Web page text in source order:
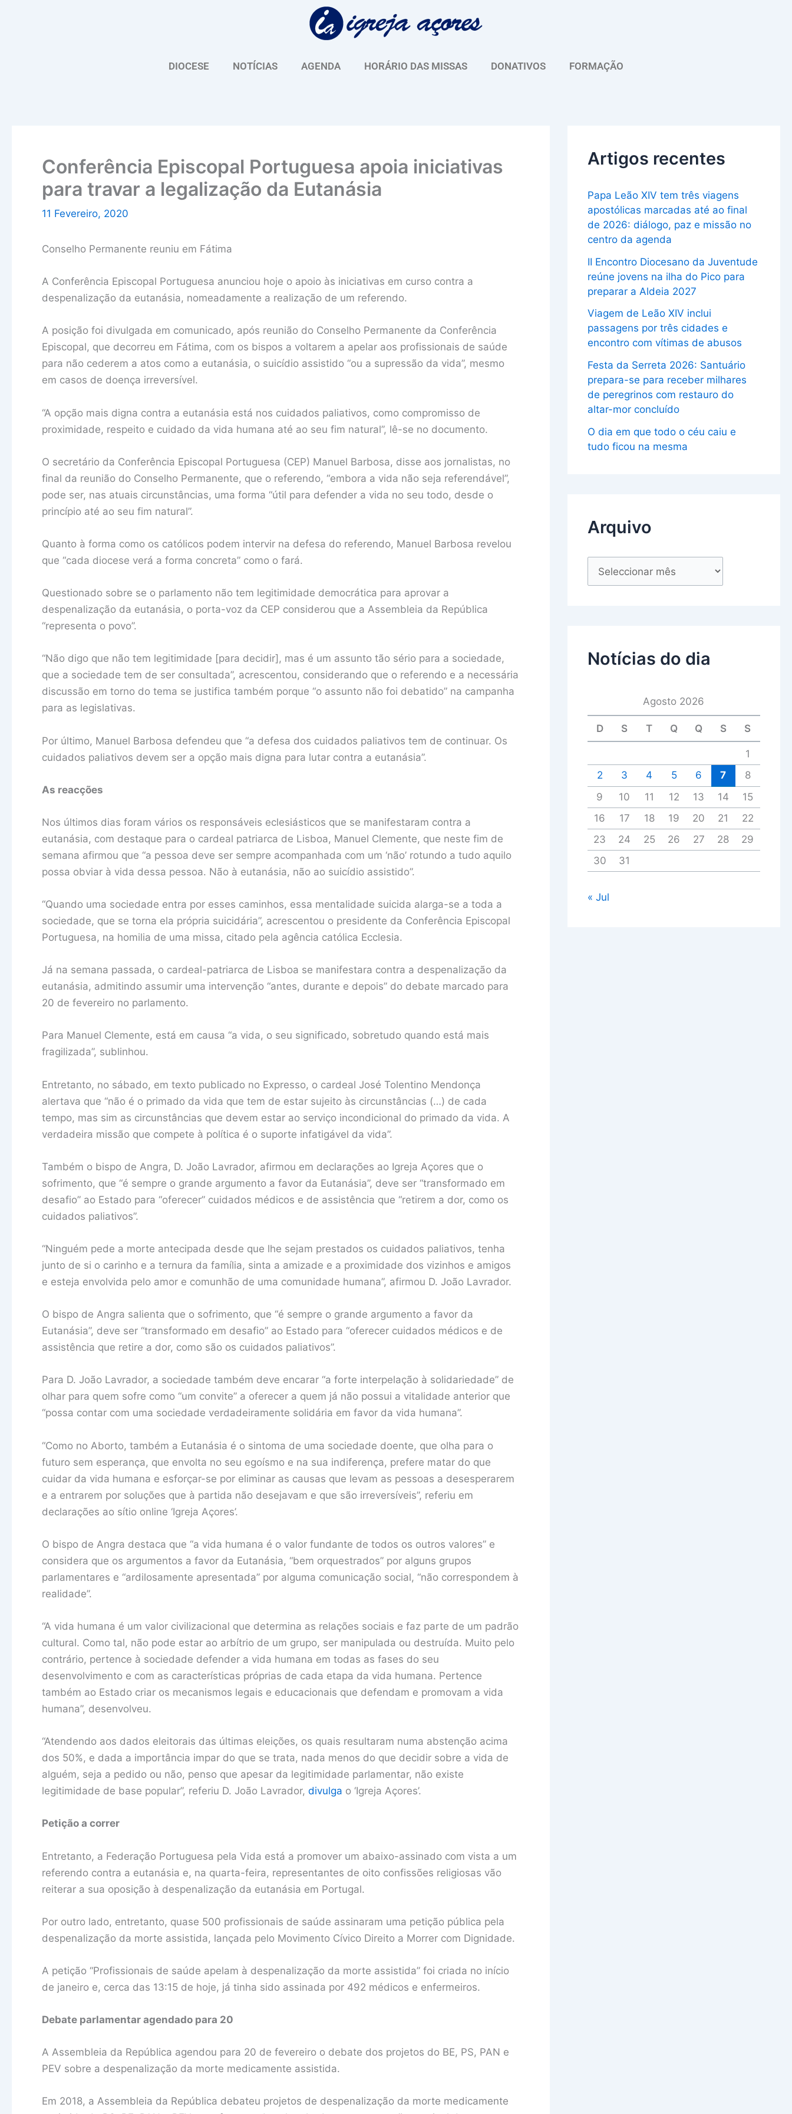
DIOCESE NOTÍCIAS AGENDA HORÁRIO DAS MISSAS DONATIVOS FORMAÇÃO
Conferência Episcopal Portuguesa apoia iniciativas
para travar a legalização da Eutanásia
11 Fevereiro, 2020
Conselho Permanente reuniu em Fátima
A Conferência Episcopal Portuguesa anunciou hoje o apoio às iniciativas em curso contra a
despenalização da eutanásia, nomeadamente a realização de um referendo.
A posição foi divulgada em comunicado, após reunião do Conselho Permanente da Conferência
Episcopal, que decorreu em Fátima, com os bispos a voltarem a apelar aos profissionais de saúde
para não cederem a atos como a eutanásia, o suicídio assistido “ou a supressão da vida”, mesmo
em casos de doença irreversível.
“A opção mais digna contra a eutanásia está nos cuidados paliativos, como compromisso de
proximidade, respeito e cuidado da vida humana até ao seu fim natural”, lê-se no documento.
O secretário da Conferência Episcopal Portuguesa (CEP) Manuel Barbosa, disse aos jornalistas, no
final da reunião do Conselho Permanente, que o referendo, “embora a vida não seja referendável”,
pode ser, nas atuais circunstâncias, uma forma “útil para defender a vida no seu todo, desde o
princípio até ao seu fim natural”.
Quanto à forma como os católicos podem intervir na defesa do referendo, Manuel Barbosa revelou
que “cada diocese verá a forma concreta” como o fará.
Questionado sobre se o parlamento não tem legitimidade democrática para aprovar a
despenalização da eutanásia, o porta-voz da CEP considerou que a Assembleia da República
“representa o povo”.
“Não digo que não tem legitimidade [para decidir], mas é um assunto tão sério para a sociedade,
que a sociedade tem de ser consultada”, acrescentou, considerando que o referendo e a necessária
discussão em torno do tema se justifica também porque “o assunto não foi debatido” na campanha
para as legislativas.
Por último, Manuel Barbosa defendeu que “a defesa dos cuidados paliativos tem de continuar. Os
cuidados paliativos devem ser a opção mais digna para lutar contra a eutanásia”.
As reacções
Nos últimos dias foram vários os responsáveis eclesiásticos que se manifestaram contra a
eutanásia, com destaque para o cardeal patriarca de Lisboa, Manuel Clemente, que neste fim de
semana afirmou que “a pessoa deve ser sempre acompanhada com um ‘não’ rotundo a tudo aquilo
possa obviar à vida dessa pessoa. Não à eutanásia, não ao suicídio assistido”.
“Quando uma sociedade entra por esses caminhos, essa mentalidade suicida alarga-se a toda a
sociedade, que se torna ela própria suicidária”, acrescentou o presidente da Conferência Episcopal
Portuguesa, na homilia de uma missa, citado pela agência católica Ecclesia.
Já na semana passada, o cardeal-patriarca de Lisboa se manifestara contra a despenalização da
eutanásia, admitindo assumir uma intervenção “antes, durante e depois” do debate marcado para
20 de fevereiro no parlamento.
Para Manuel Clemente, está em causa “a vida, o seu significado, sobretudo quando está mais
fragilizada”, sublinhou.
Entretanto, no sábado, em texto publicado no Expresso, o cardeal José Tolentino Mendonça
alertava que “não é o primado da vida que tem de estar sujeito às circunstâncias (…) de cada
tempo, mas sim as circunstâncias que devem estar ao serviço incondicional do primado da vida. A
verdadeira missão que compete à política é o suporte infatigável da vida”.
Também o bispo de Angra, D. João Lavrador, afirmou em declarações ao Igreja Açores que o
sofrimento, que “é sempre o grande argumento a favor da Eutanásia”, deve ser “transformado em
desafio” ao Estado para “oferecer” cuidados médicos e de assistência que “retirem a dor, como os
cuidados paliativos”.
“Ninguém pede a morte antecipada desde que lhe sejam prestados os cuidados paliativos, tenha
junto de si o carinho e a ternura da família, sinta a amizade e a proximidade dos vizinhos e amigos
e esteja envolvida pelo amor e comunhão de uma comunidade humana”, afirmou D. João Lavrador.
O bispo de Angra salienta que o sofrimento, que “é sempre o grande argumento a favor da
Eutanásia”, deve ser “transformado em desafio” ao Estado para “oferecer cuidados médicos e de
assistência que retire a dor, como são os cuidados paliativos”.
Para D. João Lavrador, a sociedade também deve encarar “a forte interpelação à solidariedade” de
olhar para quem sofre como “um convite” a oferecer a quem já não possui a vitalidade anterior que
“possa contar com uma sociedade verdadeiramente solidária em favor da vida humana”.
“Como no Aborto, também a Eutanásia é o sintoma de uma sociedade doente, que olha para o
futuro sem esperança, que envolta no seu egoísmo e na sua indiferença, prefere matar do que
cuidar da vida humana e esforçar-se por eliminar as causas que levam as pessoas a desesperarem
e a entrarem por soluções que à partida não desejavam e que são irreversíveis”, referiu em
declarações ao sítio online ‘Igreja Açores’.
O bispo de Angra destaca que “a vida humana é o valor fundante de todos os outros valores” e
considera que os argumentos a favor da Eutanásia, “bem orquestrados” por alguns grupos
parlamentares e “ardilosamente apresentada” por alguma comunicação social, “não correspondem à
realidade”.
“A vida humana é um valor civilizacional que determina as relações sociais e faz parte de um padrão
cultural. Como tal, não pode estar ao arbítrio de um grupo, ser manipulada ou destruída. Muito pelo
contrário, pertence à sociedade defender a vida humana em todas as fases do seu
desenvolvimento e com as características próprias de cada etapa da vida humana. Pertence
também ao Estado criar os mecanismos legais e educacionais que defendam e promovam a vida
humana”, desenvolveu.
“Atendendo aos dados eleitorais das últimas eleições, os quais resultaram numa abstenção acima
dos 50%, e dada a importância impar do que se trata, nada menos do que decidir sobre a vida de
alguém, seja a pedido ou não, penso que apesar da legitimidade parlamentar, não existe
legitimidade de base popular”, referiu D. João Lavrador, divulga o ‘Igreja Açores’.
Petição a correr
Entretanto, a Federação Portuguesa pela Vida está a promover um abaixo-assinado com vista a um
referendo contra a eutanásia e, na quarta-feira, representantes de oito confissões religiosas vão
reiterar a sua oposição à despenalização da eutanásia em Portugal.
Por outro lado, entretanto, quase 500 profissionais de saúde assinaram uma petição pública pela
despenalização da morte assistida, lançada pelo Movimento Cívico Direito a Morrer com Dignidade.
A petição “Profissionais de saúde apelam à despenalização da morte assistida” foi criada no início
de janeiro e, cerca das 13:15 de hoje, já tinha sido assinada por 492 médicos e enfermeiros.
Debate parlamentar agendado para 20
A Assembleia da República agendou para 20 de fevereiro o debate dos projetos do BE, PS, PAN e
PEV sobre a despenalização da morte medicamente assistida.
Em 2018, a Assembleia da República debateu projetos de despenalização da morte medicamente
Artigos recentes
Papa Leão XIV tem três viagens
apostólicas marcadas até ao final
de 2026: diálogo, paz e missão no
centro da agenda
II Encontro Diocesano da Juventude
reúne jovens na ilha do Pico para
preparar a Aldeia 2027
Viagem de Leão XIV inclui
passagens por três cidades e
encontro com vítimas de abusos
Festa da Serreta 2026: Santuário
prepara-se para receber milhares
de peregrinos com restauro do
altar-mor concluído
O dia em que todo o céu caiu e
tudo ficou na mesma
Arquivo
u
Notícias do dia
Agosto 2026
D S T Q Q S S
1
2
3 4 5 6 7
8
9
10 11 12 13 14
15
16
17 18 19 20 21
22
23
24 25 26 27 28
29
30
31
« Jul